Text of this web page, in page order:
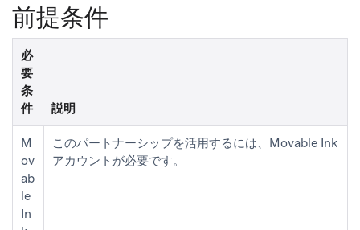
前提条件
必
要
条
件
説明
M
ov
ab
le
In
このパートナーシップを活用するには、Movable Ink
アカウントが必要です。